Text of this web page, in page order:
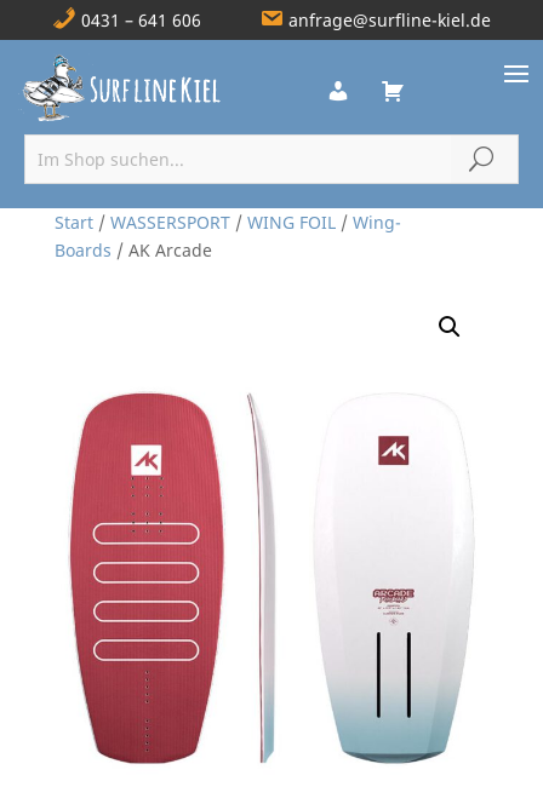
0431 – 641 606 anfrage@surfline-kiel.de
Start/ WASSERSPORT/ WING FOIL/ Wing-
Boards / AK Arcade